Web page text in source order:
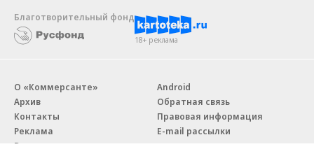
Благотворительный фонд
18+ реклама
О «Коммерсанте»
Архив
Контакты
Реклама
Вакансии
Android
Обратная связь
Правовая информация
E-mail рассылки